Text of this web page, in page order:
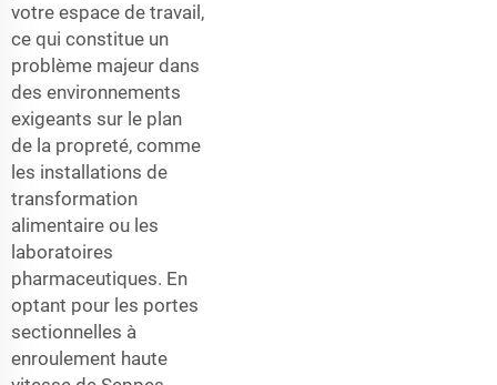
votre espace de travail,
ce qui constitue un
problème majeur dans
des environnements
exigeants sur le plan
de la propreté, comme
les installations de
transformation
alimentaire ou les
laboratoires
pharmaceutiques. En
optant pour les portes
sectionnelles à
enroulement haute